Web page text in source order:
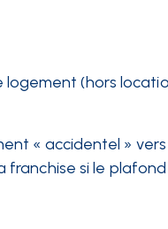
(hors
« accidentel »
franchise si le